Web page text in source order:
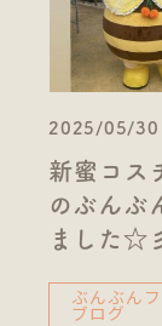
2025/05/30
新蜜コス
のぶんぶ
ました☆
ぶんぶん
ブログ